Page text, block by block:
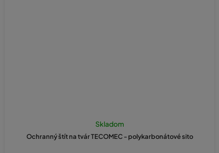
Ochranný štít na tvár TECOMEC - polykarbonátové sito
Skladom